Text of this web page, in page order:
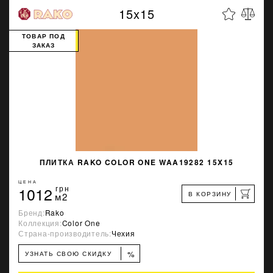
15x15
ПЛИТКА RAKO COLOR ONE WAA19282 15X15
ТОВАР ПОД
ЗАКАЗ
ЦЕНА
1012 грн
м2 В КОРЗИНУ
Бренд:Rako
Коллекция:Color One
Страна-производитель:Чехия
УЗНАТЬ СВОЮ СКИДКУ %